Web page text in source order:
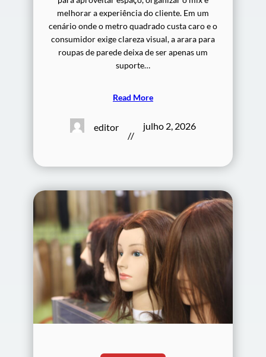
melhorar a experiência do cliente. Em um
cenário onde o metro quadrado custa caro e o
consumidor exige clareza visual, a arara para
roupas de parede deixa de ser apenas um
suporte…
Read More
editor
//
julho 2, 2026